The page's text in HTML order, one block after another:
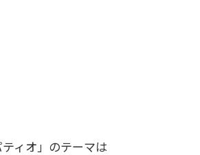
ィオ」のテーマは